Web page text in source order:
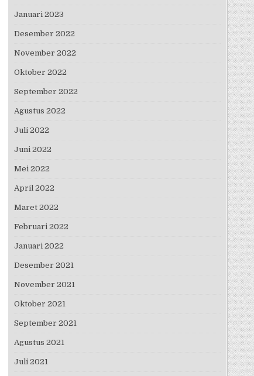
Januari 2023
Desember 2022
November 2022
Oktober 2022
September 2022
Agustus 2022
Juli 2022
Juni 2022
Mei 2022
April 2022
Maret 2022
Februari 2022
Januari 2022
Desember 2021
November 2021
Oktober 2021
September 2021
Agustus 2021
Juli 2021